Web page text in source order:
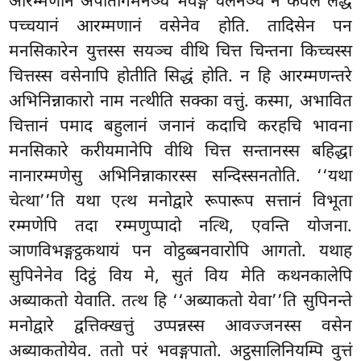
पच्चयानं आरम्मणानं वसेनेव होति. तादिसेन पन
मनसिकारेन युत्तस्स सयञ्च वीथि चित्त चिन्तना किच्चस्स
चित्तस्स वसेनापि होतीति सिद्धं होति. न हि आरम्मणन्तरे
अभिनिन्नाकारो नाम नत्थीति सक्का वत्तुं. कस्मा, अभावित
चित्तानं पमाद बहुलानं जनानं कदाचि करहचि भावना
मनसिकारे करीयमानेपि वीथि चित्त सन्तानस्स बहिद्धा
नानारम्मणेसु अभिनिन्नाकारस्स सन्दिस्सनतोति. ‘‘यथा
चेत्था’’ति यथा एत्थ मनोद्वारे रूपारूप सत्तानं विभूता
रम्मणेपि तदा रम्मणुप्पादो नत्थि, एवन्ति योजना.
ञाणविभङ्गट्ठकथायं पन वोट्ठब्बनवारोपि आगतो. यथाह
सुपिनेनेव दिट्ठं विय मे, सुतं विय मेति कथनकालेपि
अब्याकतो येवाति. तत्थ हि ‘‘अब्याकतो येवा’’ति सुपिनन्ते
मनोद्वारे द्वत्तिक्खत्तुं उप्पन्नस्स आवज्जनस्स वसेन
अब्याकतोयेव. ततो परं भवङ्गपातो. अट्ठसालिनियम्पि वुत्तं